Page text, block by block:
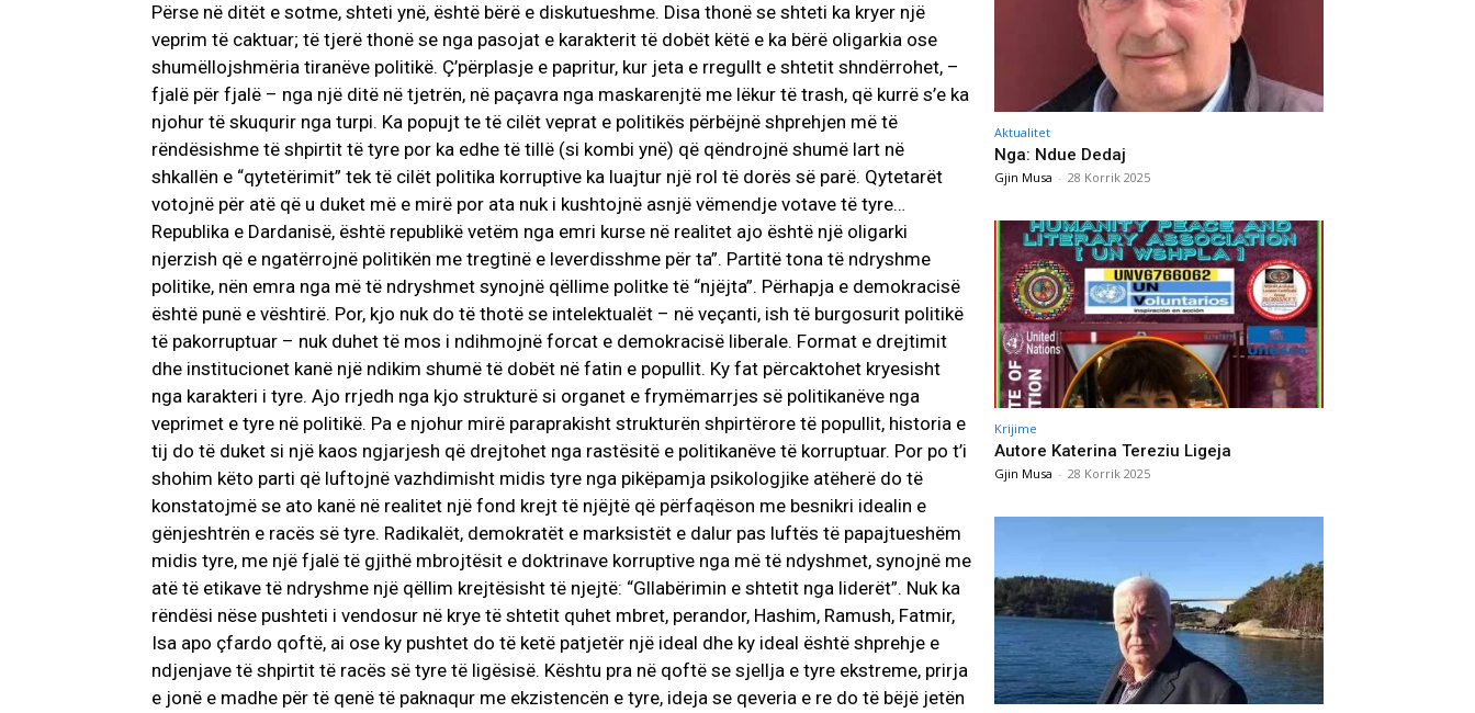
Përse në ditët e sotme, shteti ynë, është bërë e diskutueshme. Disa thonë se shteti ka kryer një
veprim të caktuar; të tjerë thonë se nga pasojat e karakterit të dobët këtë e ka bërë oligarkia ose
shumëllojshmëria tiranëve politikë. Ç’përplasje e papritur, kur jeta e rregullt e shtetit shndërrohet, –
fjalë për fjalë – nga një ditë në tjetrën, në paçavra nga maskarenjtë me lëkur të trash, që kurrë s’e ka
njohur të skuqurir nga turpi. Ka popujt te të cilët veprat e politikës përbëjnë shprehjen më të
rëndësishme të shpirtit të tyre por ka edhe të tillë (si kombi ynë) që qëndrojnë shumë lart në
shkallën e “qytetërimit” tek të cilët politika korruptive ka luajtur një rol të dorës së parë. Qytetarët
votojnë për atë që u duket më e mirë por ata nuk i kushtojnë asnjë vëmendje votave të tyre…
Republika e Dardanisë, është republikë vetëm nga emri kurse në realitet ajo është një oligarki
njerzish që e ngatërrojnë politikën me tregtinë e leverdisshme për ta”. Partitë tona të ndryshme
politike, nën emra nga më të ndryshmet synojnë qëllime politke të “njëjta”. Përhapja e demokracisë
është punë e vështirë. Por, kjo nuk do të thotë se intelektualët – në veçanti, ish të burgosurit politikë
të pakorruptuar – nuk duhet të mos i ndihmojnë forcat e demokracisë liberale. Format e drejtimit
dhe institucionet kanë një ndikim shumë të dobët në fatin e popullit. Ky fat përcaktohet kryesisht
nga karakteri i tyre. Ajo rrjedh nga kjo strukturë si organet e frymëmarrjes së politikanëve nga
veprimet e tyre në politikë. Pa e njohur mirë paraprakisht strukturën shpirtërore të popullit, historia e
tij do të duket si një kaos ngjarjesh që drejtohet nga rastësitë e politikanëve të korruptuar. Por po t’i
shohim këto parti që luftojnë vazhdimisht midis tyre nga pikëpamja psikologjike atëherë do të
konstatojmë se ato kanë në realitet një fond krejt të njëjtë që përfaqëson me besnikri idealin e
gënjeshtrën e racës së tyre. Radikalët, demokratët e marksistët e dalur pas luftës të papajtueshëm
midis tyre, me një fjalë të gjithë mbrojtësit e doktrinave korruptive nga më të ndyshmet, synojnë me
atë të etikave të ndryshme një qëllim krejtësisht të njejtë: “Gllabërimin e shtetit nga liderët”. Nuk ka
rëndësi nëse pushteti i vendosur në krye të shtetit quhet mbret, perandor, Hashim, Ramush, Fatmir,
Isa apo çfardo qoftë, ai ose ky pushtet do të ketë patjetër një ideal dhe ky ideal është shprehje e
ndjenjave të shpirtit të racës së tyre të ligësisë. Kështu pra në qoftë se sjellja e tyre ekstreme, prirja
e jonë e madhe për të qenë të paknaqur me ekzistencën e tyre, ideja se qeveria e re do të bëjë jetën
Aktualitet
Nga: Ndue Dedaj
Gjin Musa - 28 Korrik 2025
Krijime
Autore Katerina Tereziu Ligeja
Gjin Musa - 28 Korrik 2025